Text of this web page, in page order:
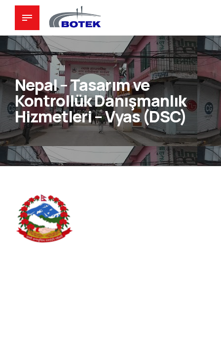
Nepal – Tasarım ve
Kontrollük Danışmanlık
Hizmetleri – Vyas (DSC)